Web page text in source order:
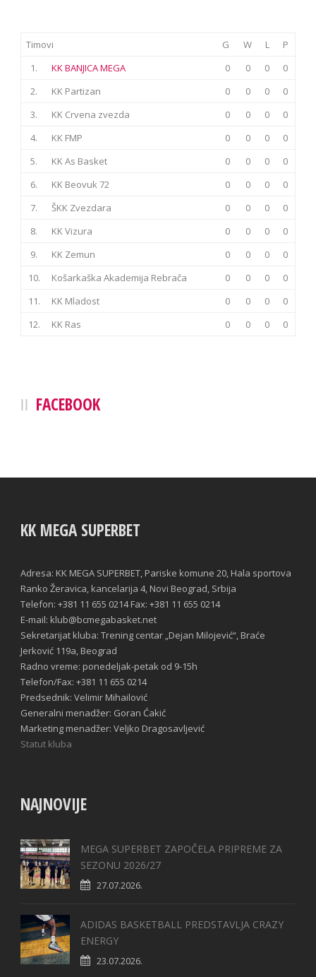
Timovi G W L
P
1.
KK BANJICA MEGA 0 0 0
0
2.
KK Partizan 0 0 0
0
3.
KK Crvena zvezda 0 0 0
0
4.
KK FMP 0 0 0
0
5.
KK As Basket 0 0 0
0
6.
KK Beovuk 72 0 0 0
0
7.
ŠKK Zvezdara 0 0 0
0
8.
KK Vizura 0 0 0
0
9.
KK Zemun 0 0 0
0
10.
Košarkaška Akademija Rebrača 0 0 0
0
11.
KK Mladost 0 0 0
0
12.
KK Ras 0 0 0 0
FACEBOOK
KK MEGA SUPERBET
Adresa: KK MEGA SUPERBET, Pariske komune 20, Hala sportova
Ranko Žeravica, kancelarija 4, Novi Beograd, Srbija
Telefon: +381 11 655 0214 Fax: +381 11 655 0214
E-mail: klub@bcmegabasket.net
Sekretarijat kluba: Trening centar „Dejan Milojević“, Braće
Jerković 119a, Beograd
Radno vreme: ponedeljak-petak od 9-15h
Telefon/Fax: +381 11 655 0214
Predsednik: Velimir Mihailović
Generalni menadžer: Goran Ćakić
Marketing menadžer: Veljko Dragosavljević
Statut kluba
NAJNOVIJE
MEGA SUPERBET ZAPOČELA PRIPREME ZA
SEZONU 2026/27
27.07.2026.
ADIDAS BASKETBALL PREDSTAVLJA CRAZY
ENERGY
23.07.2026.